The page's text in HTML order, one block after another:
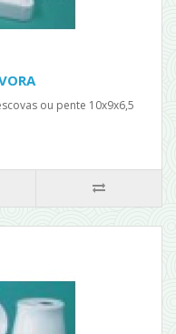
ou pente 10x9x6,5